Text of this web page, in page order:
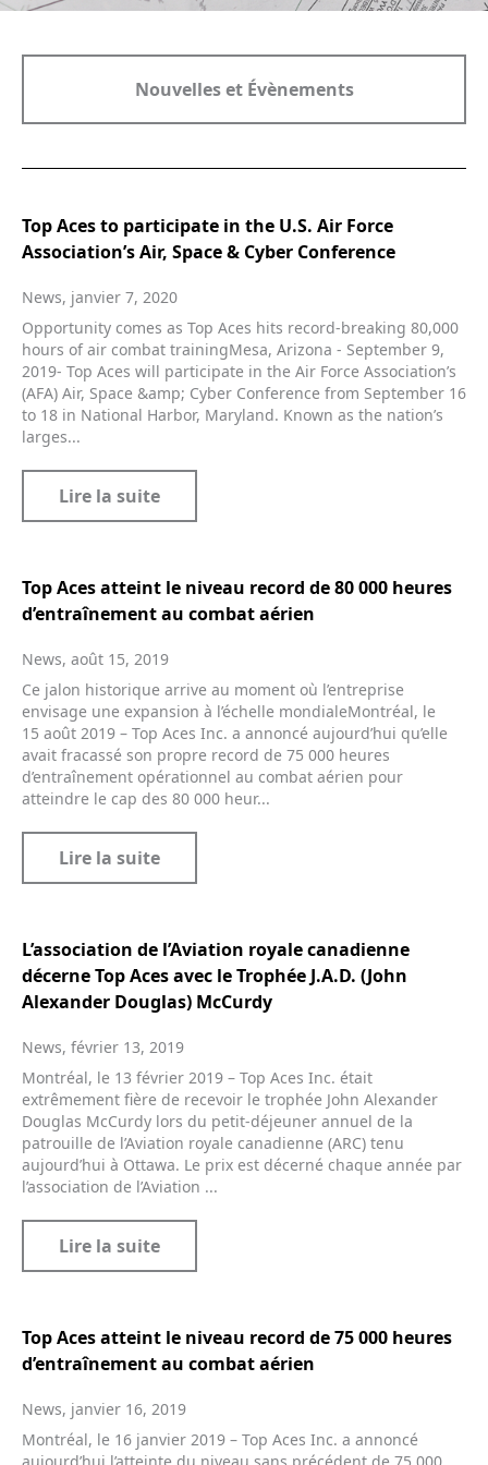
Nouvelles et Évènements
Top Aces to participate in the U.S. Air Force
Association’s Air, Space & Cyber Conference
News, janvier 7, 2020
Opportunity comes as Top Aces hits record-breaking 80,000
hours of air combat trainingMesa, Arizona - September 9,
2019- Top Aces will participate in the Air Force Association’s
(AFA) Air, Space &amp; Cyber Conference from September 16
to 18 in National Harbor, Maryland. Known as the nation’s
larges...
Lire la suite
Top Aces atteint le niveau record de 80 000 heures
d’entraînement au combat aérien
News, août 15, 2019
Ce jalon historique arrive au moment où l’entreprise
envisage une expansion à l’échelle mondialeMontréal, le
15 août 2019 – Top Aces Inc. a annoncé aujourd’hui qu’elle
avait fracassé son propre record de 75 000 heures
d’entraînement opérationnel au combat aérien pour
atteindre le cap des 80 000 heur...
Lire la suite
L’association de l’Aviation royale canadienne
décerne Top Aces avec le Trophée J.A.D. (John
Alexander Douglas) McCurdy
News, février 13, 2019
Montréal, le 13 février 2019 – Top Aces Inc. était
extrêmement fière de recevoir le trophée John Alexander
Douglas McCurdy lors du petit-déjeuner annuel de la
patrouille de l’Aviation royale canadienne (ARC) tenu
aujourd’hui à Ottawa. Le prix est décerné chaque année par
l’association de l’Aviation ...
Lire la suite
Top Aces atteint le niveau record de 75 000 heures
d’entraînement au combat aérien
News, janvier 16, 2019
Montréal, le 16 janvier 2019 – Top Aces Inc. a annoncé